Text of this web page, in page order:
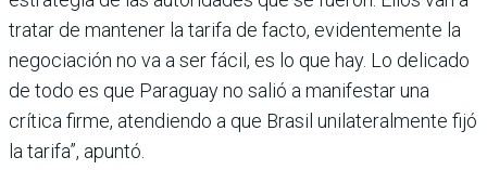
tratar de mantener la tarifa de facto, evidentemente la
negociación no va a ser fácil, es lo que hay. Lo delicado
de todo es que Paraguay no salió a manifestar una
crítica firme, atendiendo a que Brasil unilateralmente fijó
la tarifa”, apuntó.